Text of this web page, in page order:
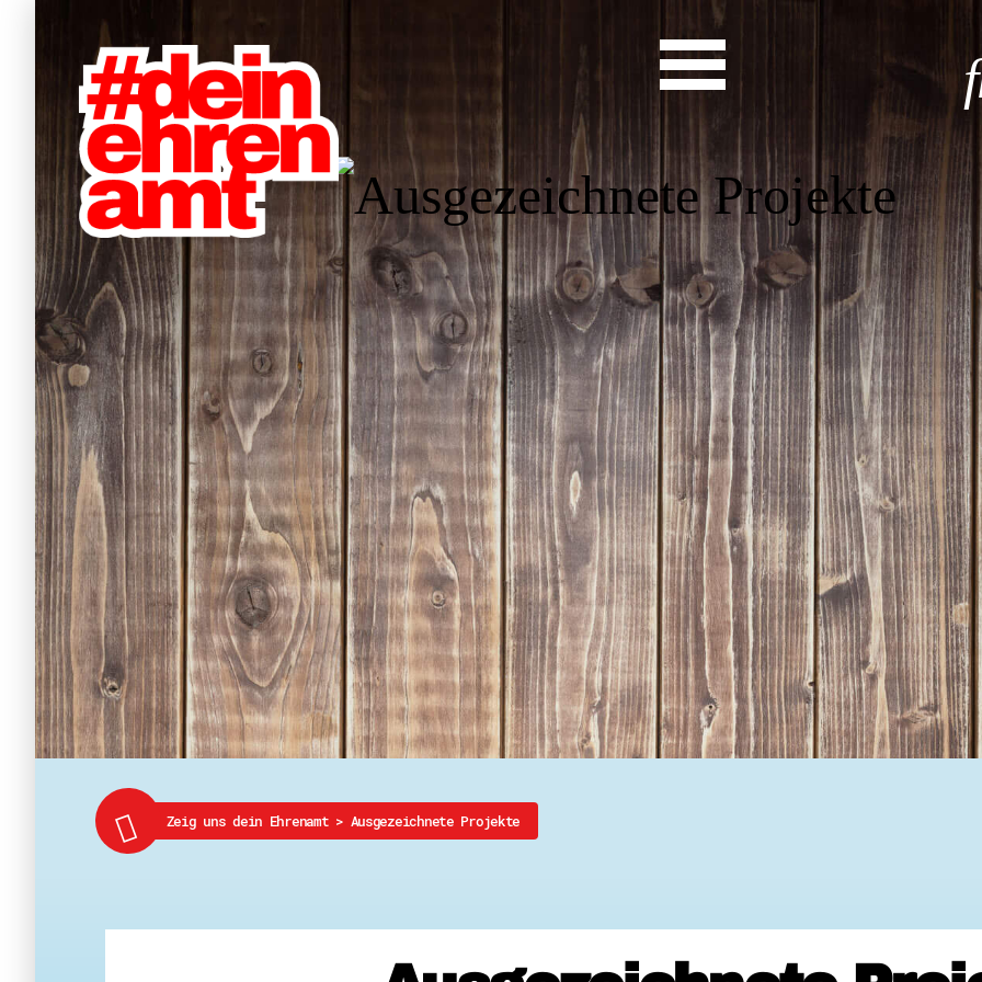
Start
Entdecke dein
News
Veranstaltungen
Rückblicke
Newsletter
Die LandesEhrenamtsagentur
Publikationen
Ansprechpartner
Ehrenamt hat viele
Finde dein
Ehrenamtssuchmaschine
Freiwilliges Soziales
Koordinierungszentren für
Engagierte Stadt
Freiwilligendienste
Freiwilligentage
Hessen hilft Ukraine
Zeig uns dein
Wettbewerb |
Wettbewerb | 80 Jahre
8 Vereine x 80 Jahre x
Crowdfunding - Viele
Ehrentag
Zeig uns dein Ehrenamt > Ausgezeichnete Projekte